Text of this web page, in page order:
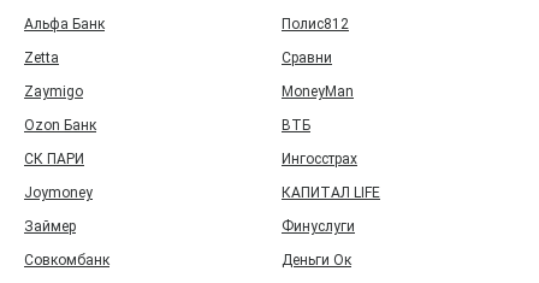
Альфа Банк
Полис812
Zetta
Сравни
Zaymigo
MoneyMan
Ozon Банк
ВТБ
СК ПАРИ
Ингосстрах
Joymoney
КАПИТАЛ LIFE
Займер
Финуслуги
Совкомбанк
Деньги Ок